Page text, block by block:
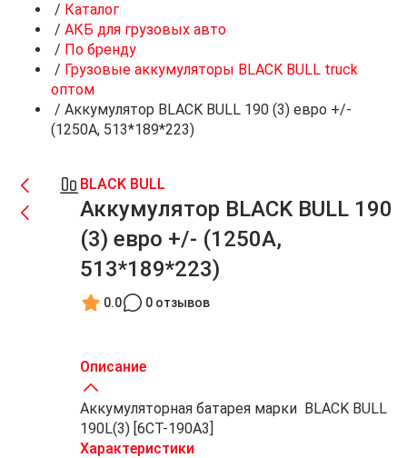
/ Каталог
/ АКБ для грузовых авто
/ По бренду
/ Грузовые аккумуляторы BLACK BULL truck
оптом
/ Аккумулятор BLACK BULL 190 (3) евро +/-
(1250A, 513*189*223)
BLACK BULL
Аккумулятор BLACK BULL 190
(3) евро +/- (1250A,
513*189*223)
0.0 0 отзывов
Описание
Аккумуляторная батарея марки BLACK BULL
190L(3) [6СТ-190A3]
Характеристики